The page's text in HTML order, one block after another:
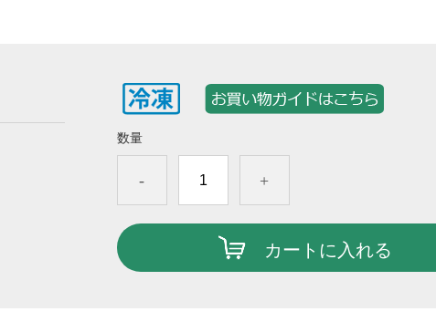
数量
- +
カートに入れる